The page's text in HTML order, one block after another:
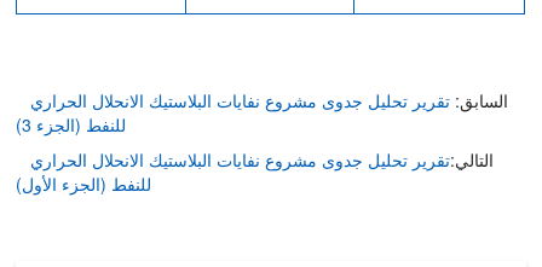
السابق: تقرير تحليل جدوى مشروع نفايات البلاستيك الانحلال الحراري
التالي:تقرير تحليل جدوى مشروع نفايات البلاستيك الانحلال الحراري